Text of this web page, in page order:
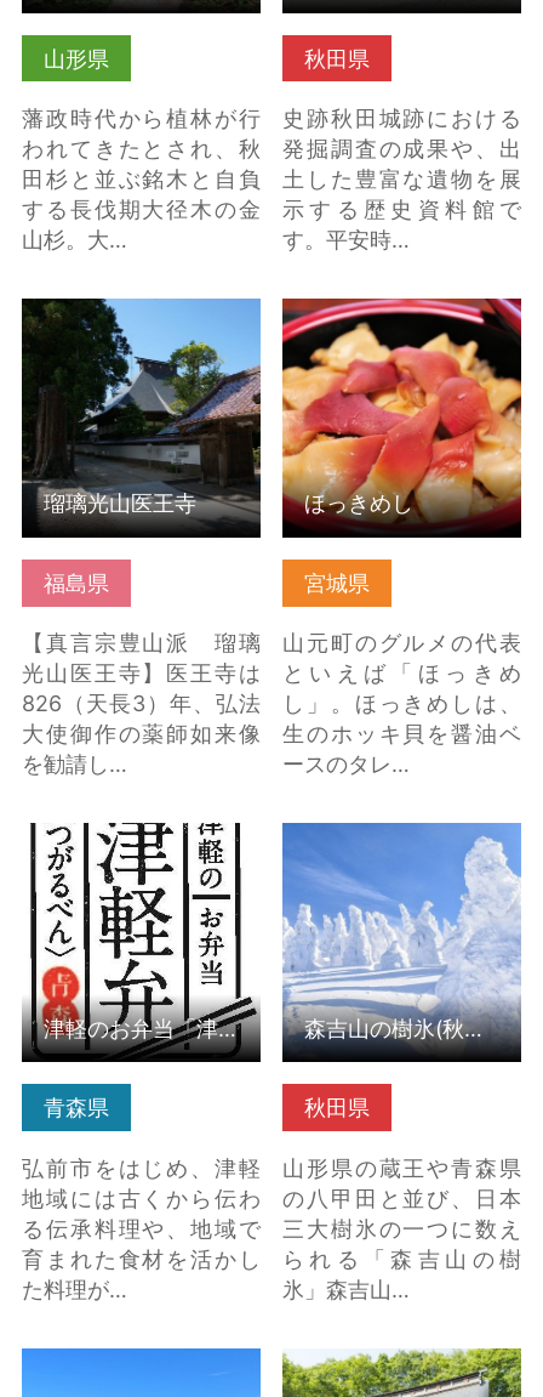
山形県
藩政時代から植林が行
われてきたとされ、秋
田杉と並ぶ銘木と自負
する長伐期大径木の金
山杉。大…
秋田県
史跡秋田城跡における
発掘調査の成果や、出
土した豊富な遺物を展
示する歴史資料館で
す。平安時…
福島県
【真言宗豊山派 瑠璃
光山医王寺】医王寺は
826（天長3）年、弘法
大使御作の薬師如来像
を勧請し…
瑠璃光山医王寺 の詳細
はこちら
瑠璃光山医王寺
宮城県
山元町のグルメの代表
といえば「ほっきめ
し」。ほっきめしは、
生のホッキ貝を醤油ベ
ースのタレ…
ほっきめし の詳細はこ
ちら
ほっきめし
青森県
弘前市をはじめ、津軽
地域には古くから伝わ
る伝承料理や、地域で
育まれた食材を活かし
た料理が…
津軽のお弁当「津軽
弁」 の詳細はこちら
津軽のお弁当「津軽弁」
秋田県
山形県の蔵王や青森県
の八甲田と並び、日本
三大樹氷の一つに数え
られる「森吉山の樹
氷」森吉山…
森吉山の樹氷(秋田県北
秋田市) の詳細はこちら
森吉山の樹氷(秋田県北秋田市)
若松寺 の詳細はこちら